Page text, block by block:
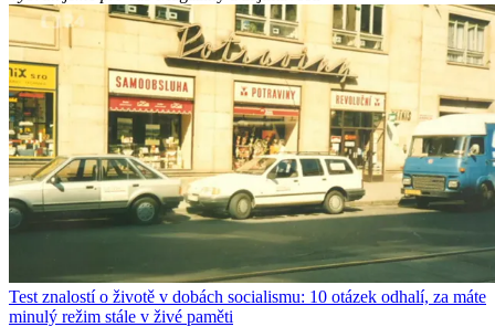
Test znalostí o životě v dobách socialismu: 10 otázek odhalí, za máte
minulý režim stále v živé paměti